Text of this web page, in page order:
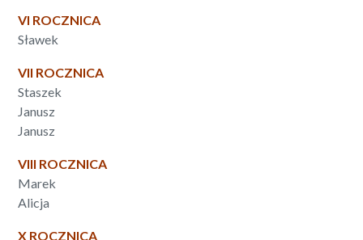
VI ROCZNICA
Sławek
VII ROCZNICA
Staszek
Janusz
Janusz
VIII ROCZNICA
Marek
Alicja
X ROCZNICA